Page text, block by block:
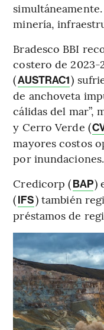
minería,
Bradesco BBI
costero de 2023-
(AUSTRAC1)
de anchoveta
cálidas del mar”,
y Cerro Verde (
mayores costos
por inundaciones.
Credicorp (BAP)
(IFS) también
préstamos de